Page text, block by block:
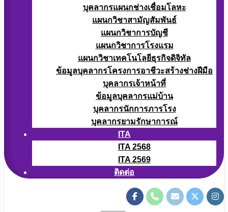
บุคลากรแผนกช่างเชื่อมโลหะ
แผนกวิชาสามัญสัมพันธ์
แผนกวิชาการบัญชี
แผนกวิชาการโรงแรม
แผนกวิชาเทคโนโลยีธุรกิจดิจิทัล
ข้อมูลบุคลากรโครงการอาชีวะสร้างช่างฝีมือ
บุคลากรเจ้าหน้าที่
ข้อมูลบุคลากรแม่บ้าน
บุคลากรนักการภารโรง
บุคลากรยามรักษาการณ์
ITA
ITA 2568
ITA 2569
ติดต่อ